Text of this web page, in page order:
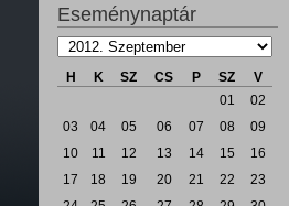
Eseménynaptár
H K SZ CS P SZ
V
01
02
03
04 05 06 07 08
09
10
11 12 13 14 15
16
17
18 19 20 21 22
23